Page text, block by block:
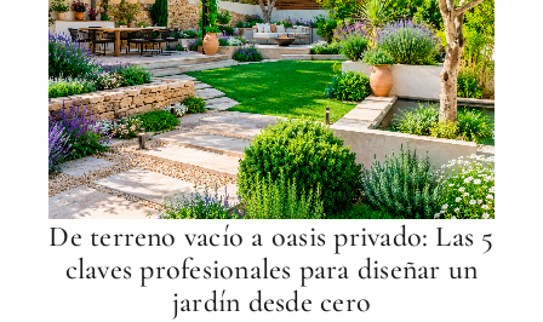
De terreno vacío a oasis privado: Las 5
claves profesionales para diseñar un
jardín desde cero